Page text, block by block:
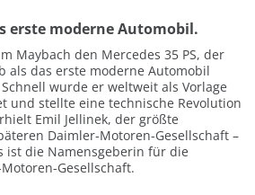
erste moderne Automobil.
Maybach den Mercedes 35 PS, der
als das erste moderne Automobil
wurde er weltweit als Vorlage
und stellte eine technische Revolution
Emil Jellinek, der größte
Daimler-Motoren-Gesellschaft –
ist die Namensgeberin für die
Gesellschaft.